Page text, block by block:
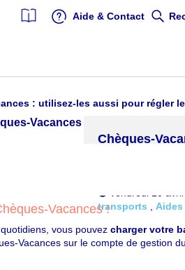
Aide & Contact
: utilisez-les aussi pour régler
Chèques-
transports
En chargeant
badge de
Vacances !
vous pouvez charger votre
Vacances sur le compte de gestion